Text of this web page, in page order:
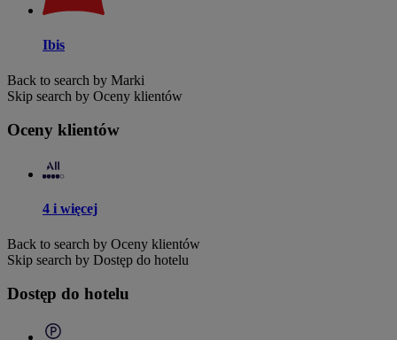
Ibis
Back to search by Marki
Skip search by Oceny klientów
Oceny klientów
4 i więcej
Back to search by Oceny klientów
Skip search by Dostęp do hotelu
Dostęp do hotelu